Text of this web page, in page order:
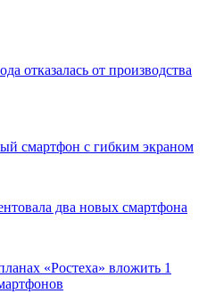
отказалась от производства
смартфон с гибким экраном
два новых смартфона
«Ростеха» вложить 1